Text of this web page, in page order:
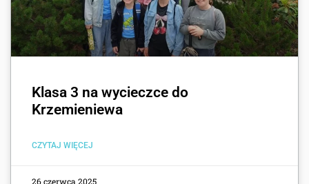
Klasa 3 na wycieczce do
Krzemieniewa
CZYTAJ WIĘCEJ
26 czerwca 2025